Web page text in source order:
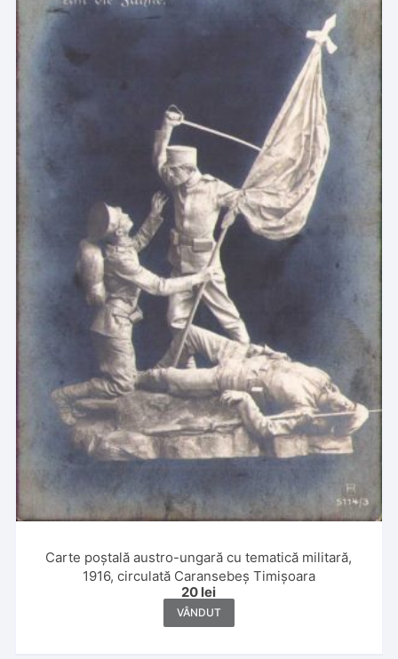
Carte poștală austro-ungară cu tematică militară,
1916, circulată Caransebeș Timișoara
20 lei
VÂNDUT